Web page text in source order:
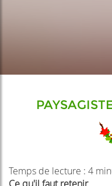
Temps de lecture : 4